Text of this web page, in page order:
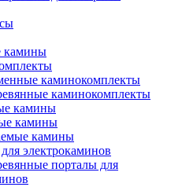
камины
каминокомплекты
каминокомплекты
камины
камины
камины
электрокаминов
порталы для